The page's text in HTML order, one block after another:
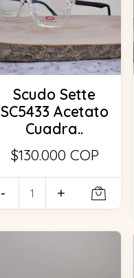
Scudo Sette
SC5433 Acetato
Cuadra..
$130.000 COP
- +